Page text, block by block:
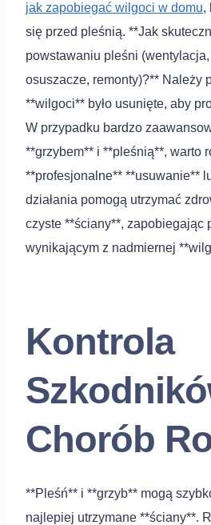
jak zapobiegać wilgoci w domu,
się przed pleśnią. **Jak
powstawaniu pleśni
osuszacze, remonty)?** Należy
**wilgoci** było usunięte, aby
W przypadku bardzo
**grzybem** i **pleśnią**, warto
**profesjonalne** **usuwanie**
działania pomogą utrzymać
czyste **ściany**, zapobiegając
wynikającym z nadmiernej
Kontrola
Chorób
**Pleśń** i **grzyb** mogą
najlepiej utrzymane **ściany**.